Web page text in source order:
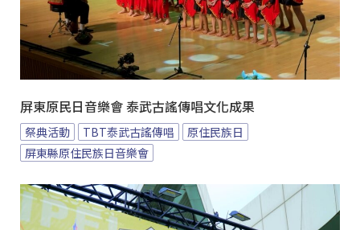
屏東原民日音樂會 泰武古謠傳唱文化成果
祭典活動 TBT泰武古謠傳唱
原住民族日
屏東縣原住民族日音樂會